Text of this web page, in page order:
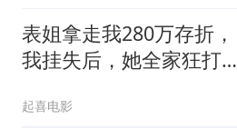
表姐拿走我280万存折，
我挂失后，她全家狂打
起喜电影